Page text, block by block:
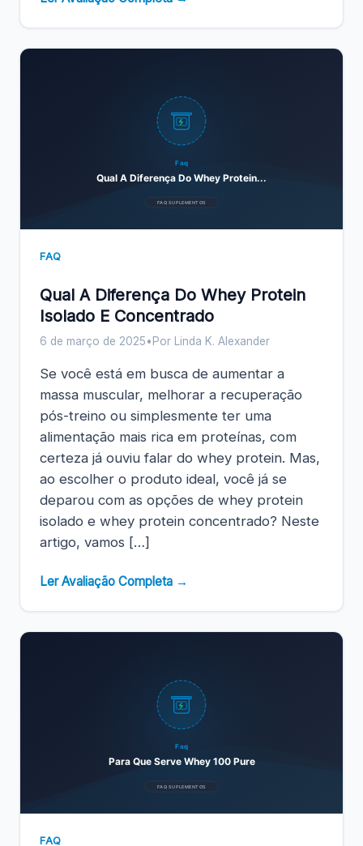
Faq
Qual A Diferença Do Whey Protein...
FAQ SUPLEMENTOS
FAQ
Qual A Diferença Do Whey Protein
Isolado E Concentrado
6 de março de 2025• Por Linda K. Alexander
Se você está em busca de aumentar a
massa muscular, melhorar a recuperação
pós-treino ou simplesmente ter uma
alimentação mais rica em proteínas, com
certeza já ouviu falar do whey protein. Mas,
ao escolher o produto ideal, você já se
deparou com as opções de whey protein
isolado e whey protein concentrado? Neste
artigo, vamos […]
Ler Avaliação Completa →
Faq
Para Que Serve Whey 100 Pure
FAQ SUPLEMENTOS
FAQ